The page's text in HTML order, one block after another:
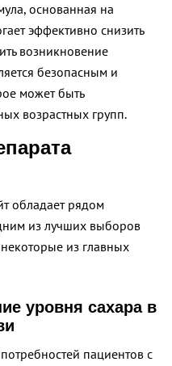
основанная на
эффективно снизить
возникновение
безопасным и
может быть
возрастных групп.
обладает рядом
из лучших выборов
из главных
уровня сахара в
пациентов с